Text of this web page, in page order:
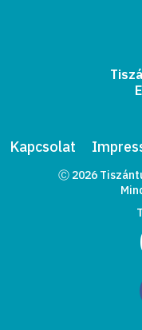
Kapcsolat
Ⓒ 2026